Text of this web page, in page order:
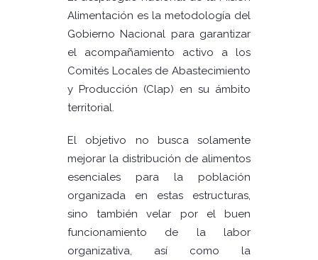
Alimentación es la metodología del
Gobierno Nacional para garantizar
el acompañamiento activo a los
Comités Locales de Abastecimiento
y Producción (Clap) en su ámbito
territorial.
El objetivo no busca solamente
mejorar la distribución de alimentos
esenciales para la población
organizada en estas estructuras,
sino también velar por el buen
funcionamiento de la labor
organizativa, así como la